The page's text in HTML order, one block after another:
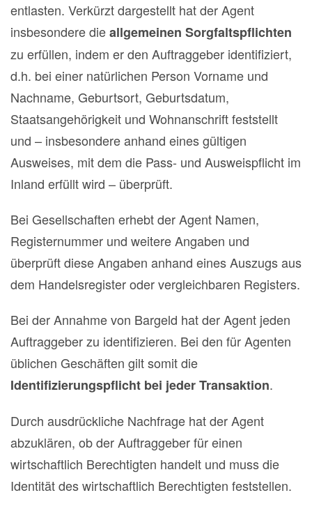
entlasten. Verkürzt dargestellt hat der Agent
insbesondere dieallgemeinen Sorgfaltspflichten
zu erfüllen, indem er den Auftraggeber identifiziert,
d.h. bei einer natürlichen Person Vorname und
Nachname, Geburtsort, Geburtsdatum,
Staatsangehörigkeit und Wohnanschrift feststellt
und – insbesondere anhand eines gültigen
Ausweises, mit dem die Pass- und Ausweispflicht im
Inland erfüllt wird – überprüft.
Bei Gesellschaften erhebt der Agent Namen,
Registernummer und weitere Angaben und
überprüft diese Angaben anhand eines Auszugs aus
dem Handelsregister oder vergleichbaren Registers.
Bei der Annahme von Bargeld hat der Agent jeden
Auftraggeber zu identifizieren. Bei den für Agenten
üblichen Geschäften gilt somit die
Identifizierungspflicht bei jeder Transaktion.
Durch ausdrückliche Nachfrage hat der Agent
abzuklären, ob der Auftraggeber für einen
wirtschaftlich Berechtigten handelt und muss die
Identität des wirtschaftlich Berechtigten feststellen.